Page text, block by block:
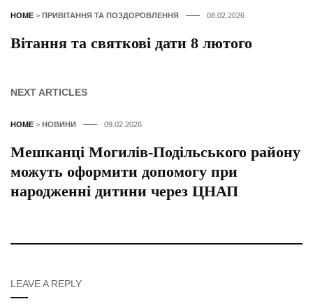
HOME > ПРИВІТАННЯ ТА ПОЗДОРОВЛЕННЯ 08.02.2026
Вітання та святкові дати 8 лютого
NEXT ARTICLES
HOME > НОВИНИ 09.02.2026
Мешканці Могилів-Подільського району
можуть оформити допомогу при
народженні дитини через ЦНАП
LEAVE A REPLY